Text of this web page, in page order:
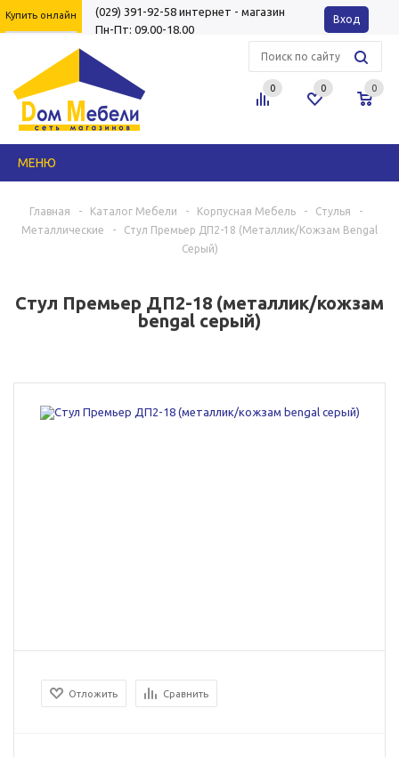
Купить онлайн Вход
(029) 391-92-58 интернет - магазин
Пн-Пт: 09.00-18.00
0 0 0
МЕНЮ
Главная - Каталог Мебели - Корпусная Мебель - Стулья
-
Металлические
-
Стул Премьер ДП2-18 (металлик/кожзам Bengal
Серый)
Стул Премьер ДП2-18 (металлик/кожзам
bengal серый)
Отложить Сравнить